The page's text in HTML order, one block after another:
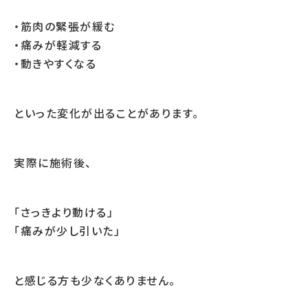
・筋肉の緊張が緩む
・痛みが軽減する
・動きやすくなる
といった変化が出ることがあります。
実際に施術後、
「さっきより動ける」
「痛みが少し引いた」
と感じる方も少なくありません。